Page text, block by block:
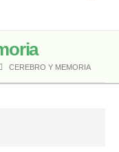
CEREBRO Y MEMORIA